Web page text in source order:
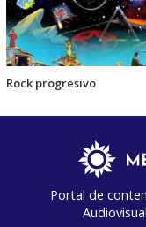
Rock progresivo
Portal de